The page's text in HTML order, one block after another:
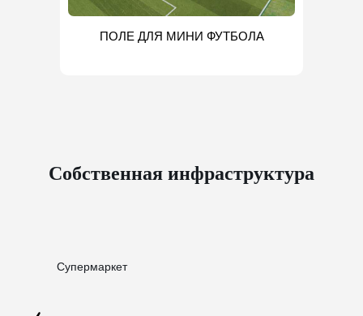
ПОЛЕ ДЛЯ МИНИ ФУТБОЛА
Собственная инфраструктура
Супермаркет